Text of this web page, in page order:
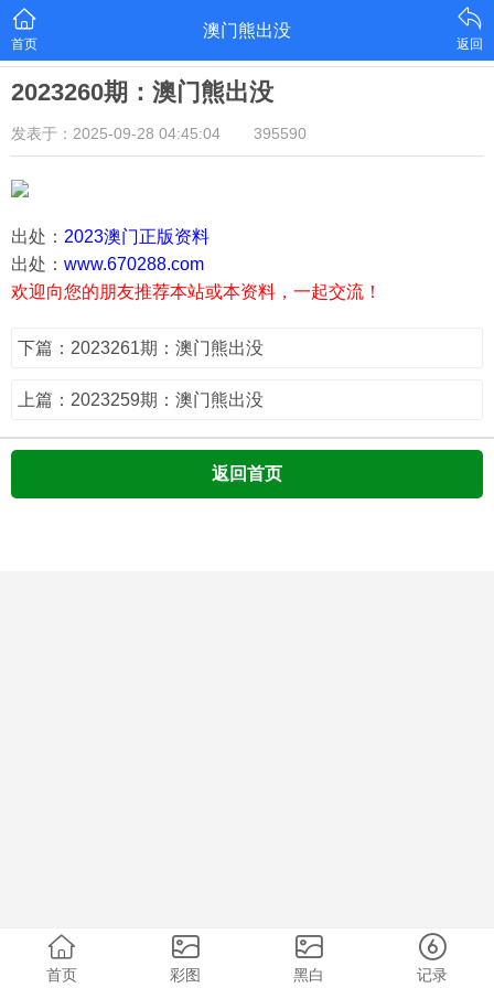
首页
澳门熊出没
返回
2023260期：澳门熊出没
发表于：2025-09-28 04:45:04 395590
出处： 2023澳门正版资料
出处： www.670288.com
欢迎向您的朋友推荐本站或本资料，一起交流！
下篇：2023261期：澳门熊出没
上篇：2023259期：澳门熊出没
返回首页
首页 彩图 黑白 记录